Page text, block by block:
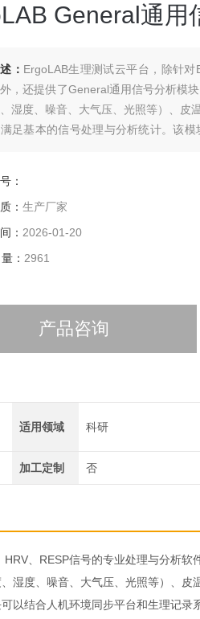
General通用
： ErgoLAB生理测试云平台，除针
，还提供了General通用信号分析模
、湿度、噪音、大气压、光照等）、
足基本的信号处理与分析统计。该
：
： 生产厂家
： 2026-01-20
： 2961
产品咨询
适用领域 科研
加工定制 否
、RESP信号的专业处理与分析
湿度、噪音、大气压、光照等）、
以结合人机环境同步平台和生理记